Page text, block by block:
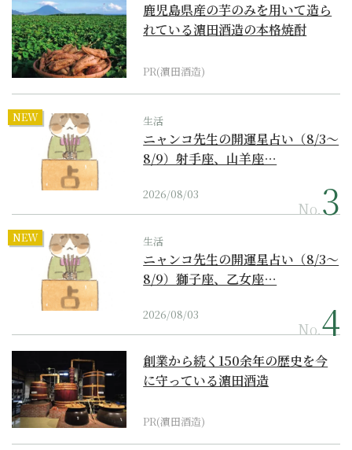
鹿児島県産の芋のみを用いて造ら
れている濵田酒造の本格焼酎
PR(濵田酒造)
NEW 生活
ニャンコ先生の開運星占い（8/3～
8/9）射手座、山羊座…
2026/08/03
No.
NEW 生活
ニャンコ先生の開運星占い（8/3～
8/9）獅子座、乙女座…
2026/08/03
No.
創業から続く150余年の歴史を今
に守っている濵田酒造
PR(濵田酒造)